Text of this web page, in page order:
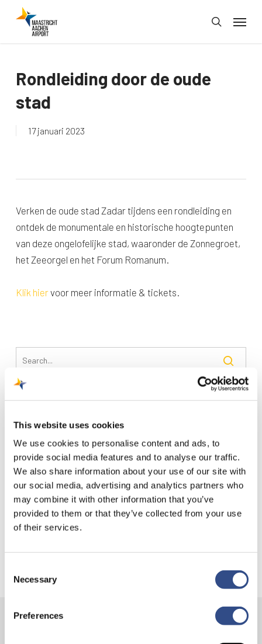
This website uses cookies
We use cookies to personalise content and ads, to
provide social media features and to analyse our traffic.
We also share information about your use of our site with
our social media, advertising and analytics partners who
may combine it with other information that you’ve
provided to them or that they’ve collected from your use
of their services.
Selection
Necessary
Preferences
search
Menu
Rondleiding door de oude
stad
17 januari 2023
Verken de oude stad Zadar tijdens een rondleiding en
ontdek de monumentale en historische hoogtepunten
van deze ongelofelijke stad, waaronder de Zonnegroet,
het Zeeorgel en het Forum Romanum.
Klik hiervoor meer informatie & tickets.
Trainingsvlucht 4 augustus
Nieuwe AI-primeur voor Maastricht Aachen Airport:
intelligent exoskelet ondersteunt vrachtafhandeling
Je kunt je nu aanmelden voor onze Burendag 2026!
Trainingsvlucht 17 juli
Trainingsvlucht KLM